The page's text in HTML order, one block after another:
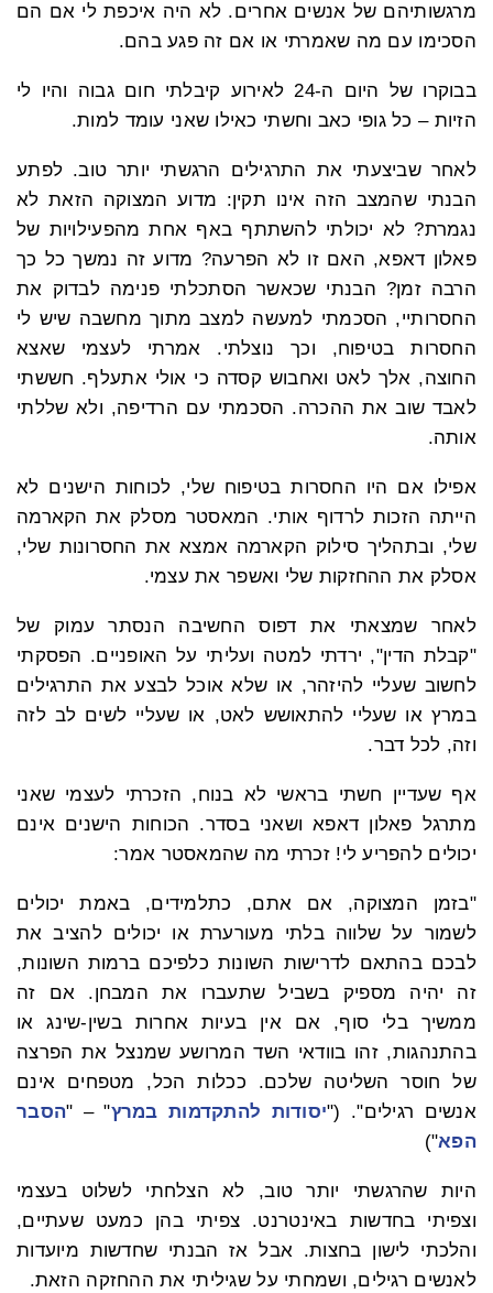
מרגשותיהם של אנשים אחרים. לא היה איכפת לי אם הם
הסכימו עם מה שאמרתי או אם זה פגע בהם.
בבוקרו של היום ה-24 לאירוע קיבלתי חום גבוה והיו לי
הזיות – כל גופי כאב וחשתי כאילו שאני עומד למות.
לאחר שביצעתי את התרגילים הרגשתי יותר טוב. לפתע
הבנתי שהמצב הזה אינו תקין: מדוע המצוקה הזאת לא
נגמרת? לא יכולתי להשתתף באף אחת מהפעילויות של
פאלון דאפא, האם זו לא הפרעה? מדוע זה נמשך כל כך
הרבה זמן? הבנתי שכאשר הסתכלתי פנימה לבדוק את
החסרותיי, הסכמתי למעשה למצב מתוך מחשבה שיש לי
החסרות בטיפוח, וכך נוצלתי. אמרתי לעצמי שאצא
החוצה, אלך לאט ואחבוש קסדה כי אולי אתעלף. חששתי
לאבד שוב את ההכרה. הסכמתי עם הרדיפה, ולא שללתי
אותה.
אפילו אם היו החסרות בטיפוח שלי, לכוחות הישנים לא
הייתה הזכות לרדוף אותי. המאסטר מסלק את הקארמה
שלי, ובתהליך סילוק הקארמה אמצא את החסרונות שלי,
אסלק את ההחזקות שלי ואשפר את עצמי.
לאחר שמצאתי את דפוס החשיבה הנסתר עמוק של
"קבלת הדין", ירדתי למטה ועליתי על האופניים. הפסקתי
לחשוב שעליי להיזהר, או שלא אוכל לבצע את התרגילים
במרץ או שעליי להתאושש לאט, או שעליי לשים לב לזה
וזה, לכל דבר.
אף שעדיין חשתי בראשי לא בנוח, הזכרתי לעצמי שאני
מתרגל פאלון דאפא ושאני בסדר. הכוחות הישנים אינם
יכולים להפריע לי! זכרתי מה שהמאסטר אמר:
"בזמן המצוקה, אם אתם, כתלמידים, באמת יכולים
לשמור על שלווה בלתי מעורערת או יכולים להציב את
לבכם בהתאם לדרישות השונות כלפיכם ברמות השונות,
זה יהיה מספיק בשביל שתעברו את המבחן. אם זה
ממשיך בלי סוף, אם אין בעיות אחרות בשין-שינג או
בהתנהגות, זהו בוודאי השד המרושע שמנצל את הפרצה
של חוסר השליטה שלכם. ככלות הכל, מטפחים אינם
אנשים רגילים". ("יסודות להתקדמות במרץ"
–
"הסבר
הפא")
היות שהרגשתי יותר טוב, לא הצלחתי לשלוט בעצמי
וצפיתי בחדשות באינטרנט. צפיתי בהן כמעט שעתיים,
והלכתי לישון בחצות. אבל אז הבנתי שחדשות מיועדות
לאנשים רגילים, ושמחתי על שגיליתי את ההחזקה הזאת.